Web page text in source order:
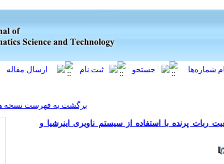
برگشت به فهرست نسخه ها
از سیستم ناوبری اینرشیا و